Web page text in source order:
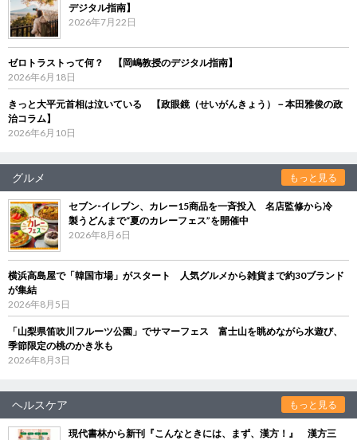
デジタル指南】
2026年7月22日
ゼロトラストって何？ 【岡嶋教授のデジタル指南】
2026年6月18日
きっと大平元首相は泣いている 【政眼鏡（せいがんきょう）－本田雅俊の政
治コラム】
2026年6月10日
グルメ もっと見る
セブン‐イレブン、カレー15商品を一斉投入 名店監修から冷
製うどんまで“夏のカレーフェス”を開催中
2026年8月6日
横浜高島屋で「韓国市場」がスタート 人気グルメから雑貨まで約30ブランド
が集結
2026年8月5日
「山梨県笛吹川フルーツ公園」でサマーフェス 富士山を眺めながら水遊び、
季節限定の桃のかき氷も
2026年8月3日
ヘルスケア もっと見る
現代書林から新刊『こんなときには、まず、漢方！』 漢方三